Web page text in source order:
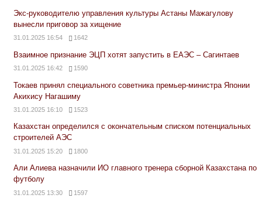
Экс-руководителю управления культуры Астаны Мажагулову
вынесли приговор за хищение
31.01.2025 16:54 1642
Взаимное признание ЭЦП хотят запустить в ЕАЭС – Сагинтаев
31.01.2025 16:42 1590
Токаев принял специального советника премьер-министра Японии
Акихису Нагашиму
31.01.2025 16:10 1523
Казахстан определился с окончательным списком потенциальных
строителей АЭС
31.01.2025 15:20 1800
Али Алиева назначили ИО главного тренера сборной Казахстана по
футболу
31.01.2025 13:30 1597